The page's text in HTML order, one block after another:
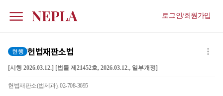
로그인/회원가입
현행 헌법재판소법
[시행 2026.03.12.] [법률 제21452호, 2026.03.12., 일부개정]
헌법재판소(법제과), 02-708-3695